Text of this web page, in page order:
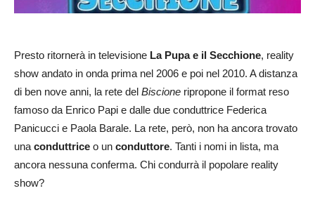
Presto ritornerà in televisione La Pupa e il Secchione, reality
show andato in onda prima nel 2006 e poi nel 2010. A distanza
di ben nove anni, la rete del Biscione ripropone il format reso
famoso da Enrico Papi e dalle due conduttrice Federica
Panicucci e Paola Barale. La rete, però, non ha ancora trovato
una conduttrice o un conduttore. Tanti i nomi in lista, ma
ancora nessuna conferma. Chi condurrà il popolare reality
show?